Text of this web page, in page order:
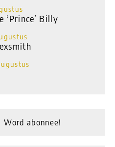
‘Prince’ Billy
Word abonnee!